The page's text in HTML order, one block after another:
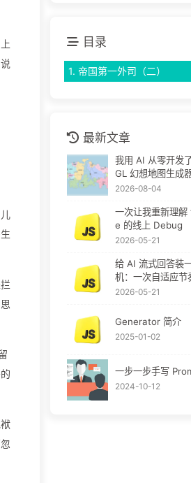
目录
1. 帝国第一外司（二）
最新文章
我用 AI 从零开发
GL 幻想地图生成
2026-08-04
一次让我重新理
e 的线上 Debug
2026-05-21
给 AI 流式回答装
机：一次自适应节
践
2026-05-21
Generator 简介
2025-01-02
一步一步手写
2024-10-12